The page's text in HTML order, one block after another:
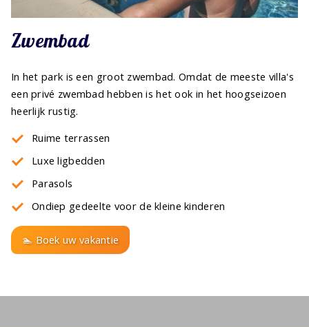
Zwembad
In het park is een groot zwembad. Omdat de meeste villa's
een privé zwembad hebben is het ook in het hoogseizoen
heerlijk rustig.
Ruime terrassen
Luxe ligbedden
Parasols
Ondiep gedeelte voor de kleine kinderen
🏊 Boek uw vakantie